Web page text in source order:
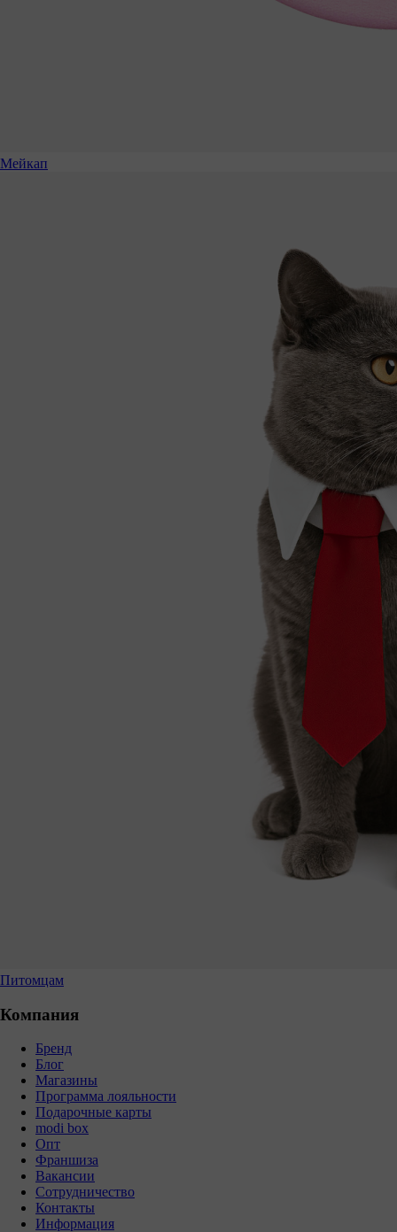
Мейкап
Питомцам
Компания
Бренд
Блог
Магазины
Программа лояльности
Подарочные карты
modi box
Опт
Франшиза
Вакансии
Сотрудничество
Контакты
Информация